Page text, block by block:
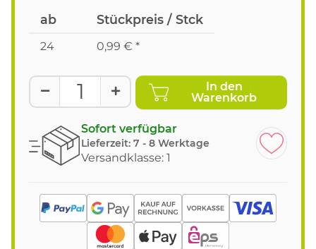
ab Stückpreis / Stck
24 0,99 € *
In den
Warenkorb
Sofort verfügbar
Lieferzeit: 7 - 8 Werktage
Versandklasse: 1